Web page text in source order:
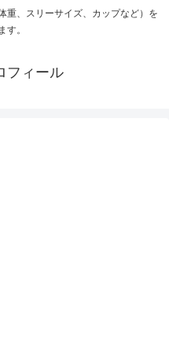
重、スリーサイズ、カップなど）を
す。
フィール